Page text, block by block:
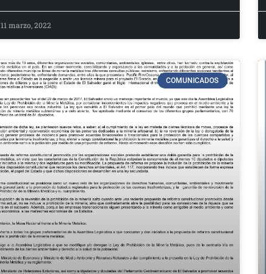
11 marzo, 2022
COMUNICADOS